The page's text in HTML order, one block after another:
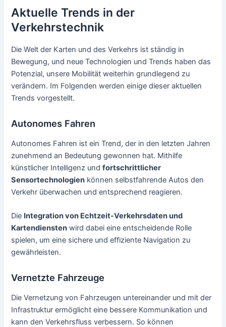
Aktuelle Trends in der
Verkehrstechnik
Die Welt der Karten und des Verkehrs ist ständig in
Bewegung, und neue Technologien und Trends haben das
Potenzial, unsere Mobilität weiterhin grundlegend zu
verändern. Im Folgenden werden einige dieser aktuellen
Trends vorgestellt.
Autonomes Fahren
Autonomes Fahren ist ein Trend, der in den letzten Jahren
zunehmend an Bedeutung gewonnen hat. Mithilfe
künstlicher Intelligenz undfortschrittlicher
Sensortechnologien können selbstfahrende Autos den
Verkehr überwachen und entsprechend reagieren.
Die Integration von Echtzeit-Verkehrsdaten und
Kartendiensten wird dabei eine entscheidende Rolle
spielen, um eine sichere und effiziente Navigation zu
gewährleisten.
Vernetzte Fahrzeuge
Die Vernetzung von Fahrzeugen untereinander und mit der
Infrastruktur ermöglicht eine bessere Kommunikation und
kann den Verkehrsfluss verbessern. So können